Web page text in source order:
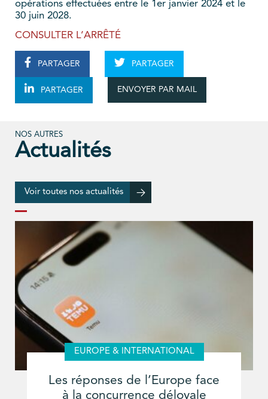
opérations effectuées entre le 1er janvier 2024 et le
30 juin 2028.
CONSULTER L’ARRÊTÉ
PARTAGER PARTAGER
PARTAGER ENVOYER PAR MAIL
NOS AUTRES
Actualités
Voir toutes nos actualités
EUROPE & INTERNATIONAL
Les réponses de l’Europe face
à la concurrence déloyale